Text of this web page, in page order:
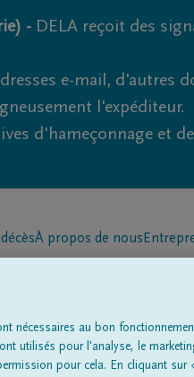
- DELA reçoit des
e-mail, d'autres
l'expéditeur.
d'hameçonnage et
À propos de nous
nécessaires au bon
utilisés pour l'analyse, le
pour cela. En cliquant sur